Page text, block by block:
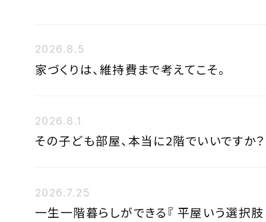
2026.8.5
家づくりは、維持費まで考えてこそ。
2026.8.1
その子ども部屋、本当に2階でいいですか？
2026.7.25
一生一階暮らしができる『 平屋いう選択肢